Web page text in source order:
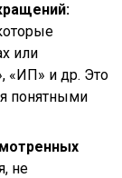
или
«ИП» и др. Это
понятными
не